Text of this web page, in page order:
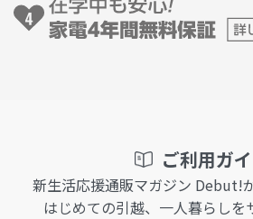
ご利用ガ
新生活応援通販マガジン Debut!
はじめての引越、一人暮らしを